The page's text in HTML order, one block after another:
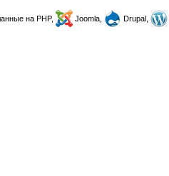
на PHP, Joomla, Drupal,